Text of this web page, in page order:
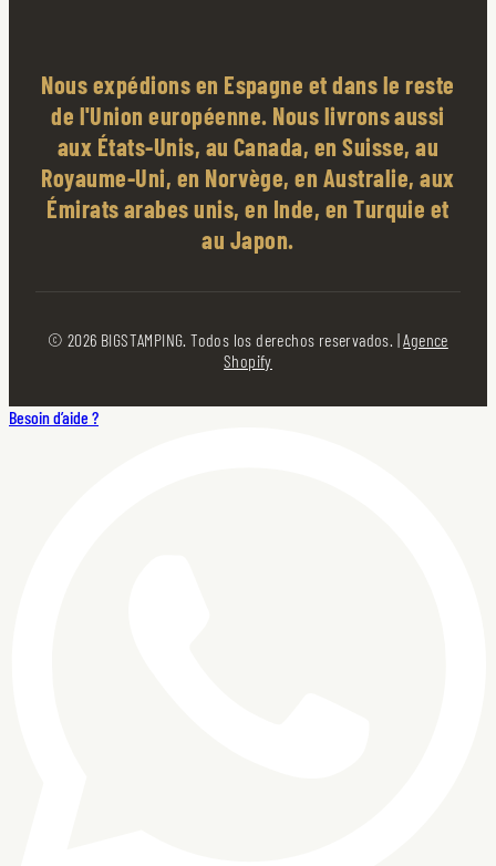
Nous expédions en Espagne et dans le reste
de l'Union européenne. Nous livrons aussi
aux États-Unis, au Canada, en Suisse, au
Royaume-Uni, en Norvège, en Australie, aux
Émirats arabes unis, en Inde, en Turquie et
au Japon.
© 2026 BIGSTAMPING. Todos los derechos reservados. |Agence
Shopify
Besoin d’aide ?